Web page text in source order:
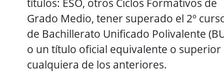
Grado Medio, tener superado el 2º
de Bachillerato Unificado Polivalente
o un título oficial equivalente o superior
cualquiera de los anteriores.